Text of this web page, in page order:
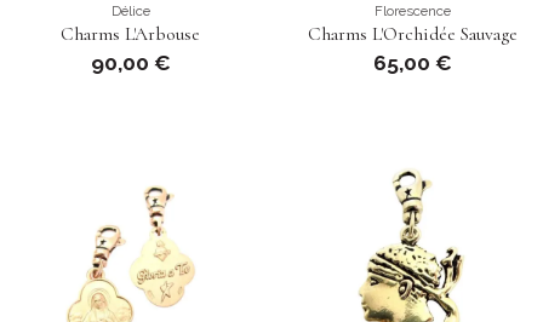
Délice
Charms L'Arbouse
90,00 €
Florescence
Charms L'Orchidée Sauvage
65,00 €